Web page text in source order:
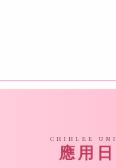
CHIHLEE
應用